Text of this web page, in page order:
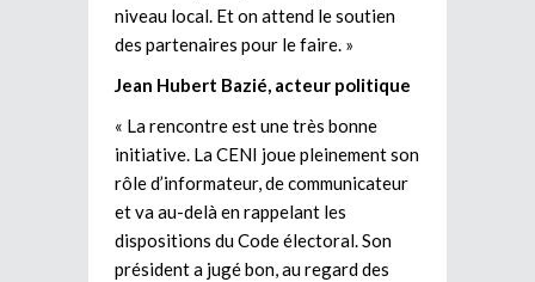
niveau local. Et on attend le soutien
des partenaires pour le faire. »
Jean Hubert Bazié, acteur politique
« La rencontre est une très bonne
initiative. La CENI joue pleinement son
rôle d’informateur, de communicateur
et va au-delà en rappelant les
dispositions du Code électoral. Son
président a jugé bon, au regard des